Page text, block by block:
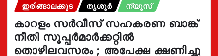
ഇരിങ്ങാലക്കുട തൃശൂർ ന്യൂസ്
കാറളം സർവീസ് സഹകരണ ബാങ്ക്
നീതി സൂപ്പർമാർക്കറ്റിൽ
തൊഴിലവസരം ; അപേക്ഷ ക്ഷണിച്ചു